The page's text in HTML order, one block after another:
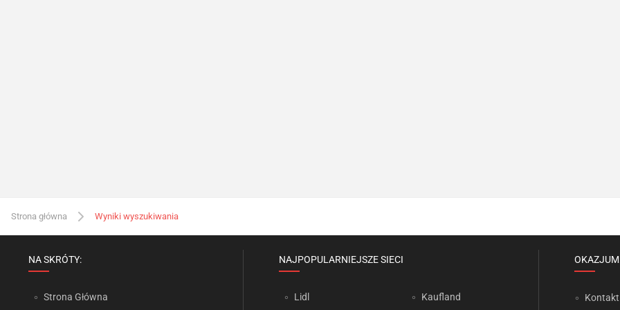
Strona główna Wyniki wyszukiwania
NA SKRÓTY:
Strona Główna
NAJPOPULARNIEJSZE SIECI
Lidl Kaufland Kontakt